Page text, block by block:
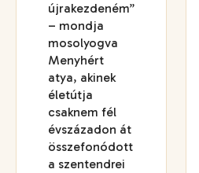
újrakezdeném”
– mondja
mosolyogva
Menyhért
atya, akinek
életútja
csaknem fél
évszázadon át
összefonódott
a szentendrei